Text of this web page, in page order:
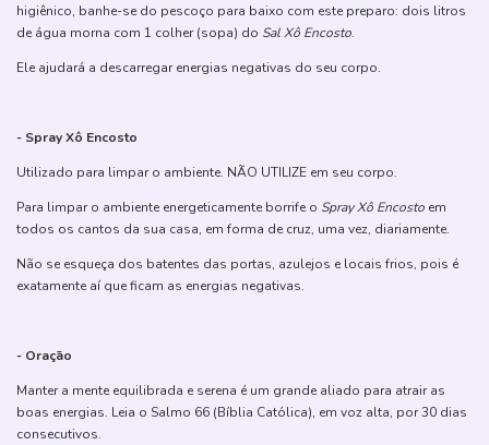
higiênico, banhe-se do pescoço para baixo com este preparo: dois litros
de água morna com 1 colher (sopa) do Sal Xô Encosto.
Ele ajudará a descarregar energias negativas do seu corpo.
- Spray Xô Encosto
Utilizado para limpar o ambiente. NÃO UTILIZE em seu corpo.
Para limpar o ambiente energeticamente borrife o Spray Xô Encosto em
todos os cantos da sua casa, em forma de cruz, uma vez, diariamente.
Não se esqueça dos batentes das portas, azulejos e locais frios, pois é
exatamente aí que ficam as energias negativas.
- Oração
Manter a mente equilibrada e serena é um grande aliado para atrair as
boas energias. Leia o Salmo 66 (Bíblia Católica), em voz alta, por 30 dias
consecutivos.